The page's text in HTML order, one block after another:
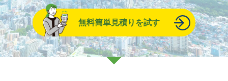
無料簡単見積りを試す